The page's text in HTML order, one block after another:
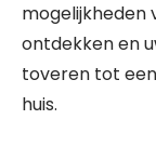
ontdekken en
toveren tot
huis.